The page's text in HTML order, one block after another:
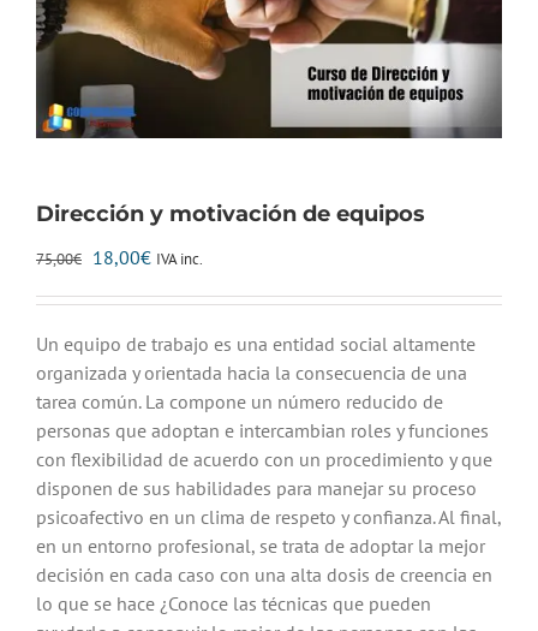
Dirección y motivación de equipos
75,00€ El
original
era:
75,00€.
18,00€El
actual
es:
18,00€.
IVA inc.
Un equipo de trabajo es una entidad social altamente
organizada y orientada hacia la consecuencia de una
tarea común. La compone un número reducido de
personas que adoptan e intercambian roles y funciones
con flexibilidad de acuerdo con un procedimiento y que
disponen de sus habilidades para manejar su proceso
psicoafectivo en un clima de respeto y confianza. Al final,
en un entorno profesional, se trata de adoptar la mejor
decisión en cada caso con una alta dosis de creencia en
lo que se hace ¿Conoce las técnicas que pueden